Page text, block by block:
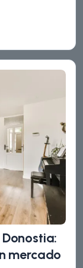
mercado